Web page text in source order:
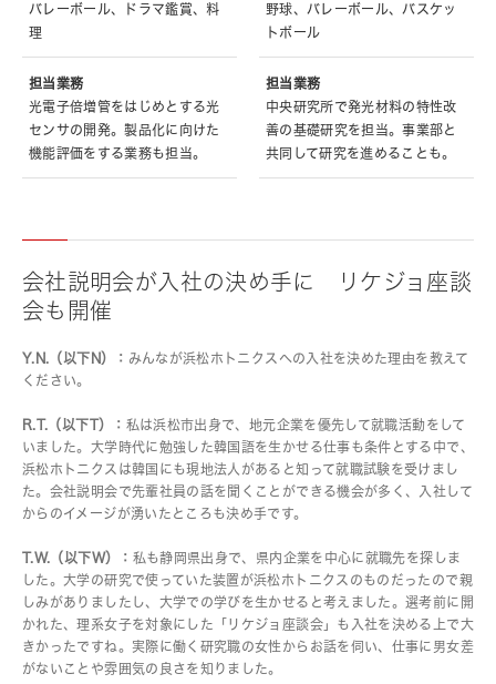
バレーボール、ドラマ鑑賞、料
理
担当業務
光電子倍増管をはじめとする光
センサの開発。製品化に向けた
機能評価をする業務も担当。
野球、バレーボール、バスケッ
トボール
担当業務
中央研究所で発光材料の特性改
善の基礎研究を担当。事業部と
共同して研究を進めることも。
会社説明会が入社の決め手に リケジョ座談
会も開催
Y.N.（以下N）： みんなが浜松ホトニクスへの入社を決めた理由を教えて
ください。
R.T.（以下T）： 私は浜松市出身で、地元企業を優先して就職活動をして
いました。大学時代に勉強した韓国語を生かせる仕事も条件とする中で、
浜松ホトニクスは韓国にも現地法人があると知って就職試験を受けまし
た。会社説明会で先輩社員の話を聞くことができる機会が多く、入社して
からのイメージが湧いたところも決め手です。
T.W.（以下W）： 私も静岡県出身で、県内企業を中心に就職先を探しま
した。大学の研究で使っていた装置が浜松ホトニクスのものだったので親
しみがありましたし、大学での学びを生かせると考えました。選考前に開
かれた、理系女子を対象にした「リケジョ座談会」も入社を決める上で大
きかったですね。実際に働く研究職の女性からお話を伺い、仕事に男女差
がないことや雰囲気の良さを知りました。